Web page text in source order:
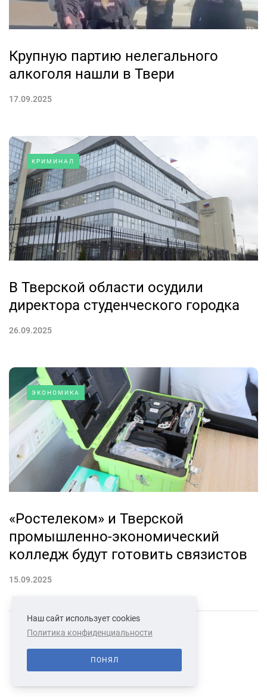
Крупную партию нелегального
алкоголя нашли в Твери
17.09.2025
КРИМИНАЛ
В Тверской области осудили
директора студенческого городка
26.09.2025
ЭКОНОМИКА
«Ростелеком» и Тверской
промышленно-экономический
колледж будут готовить связистов
15.09.2025
СВЯЗАТЬСЯ С НАМИ О НАС
Наш сайт использует cookies
Политика конфиденциальности
ПОНЯЛ